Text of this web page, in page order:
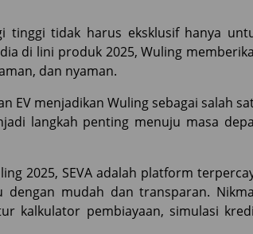
tinggi tidak harus eksklusif hanya
di lini produk 2025, Wuling
dan nyaman.
EV menjadikan Wuling sebagai salah
langkah penting menuju masa
2025, SEVA adalah platform
mudah dan transparan.
kalkulator pembiayaan, simulasi